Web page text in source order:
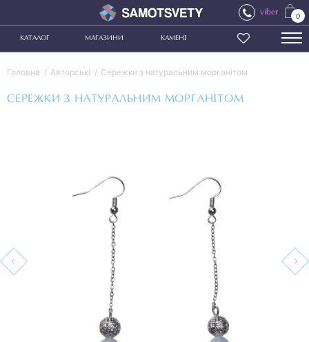
viber 0
КАТАЛОГ МАГАЗИНИ КАМЕНІ
Головна Авторські Сережки з натуральним морганітом
СЕРЕЖКИ З НАТУРАЛЬНИМ МОРГАНІТОМ